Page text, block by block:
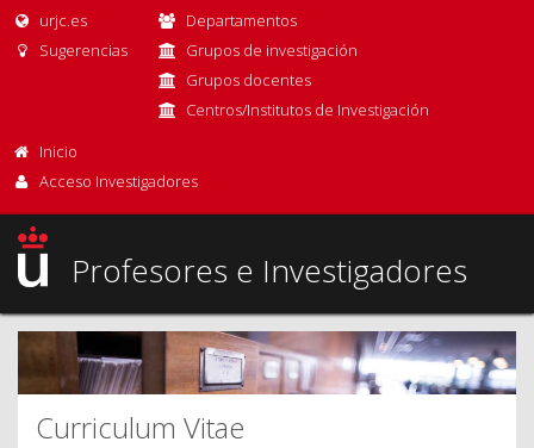
urjc.es
Sugerencias
Departamentos
Grupos de investigación
Grupos docentes
Centros/Institutos de Investigación
Inicio
Acceso Investigadores
Profesores e Investigadores
Curriculum Vitae